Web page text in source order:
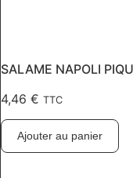
SALAME NAPOLI
4,46 € TTC
Ajouter au panier